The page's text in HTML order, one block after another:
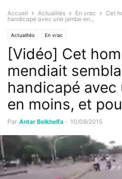
Accueil Actualités En vrac
Cet
handicapé avec une jambe en...
Actualités En vrac
[Vidéo] Cet
mendiait
handicapé avec
en moins, et
Par Antar Belkhelfa - 10/08/2015